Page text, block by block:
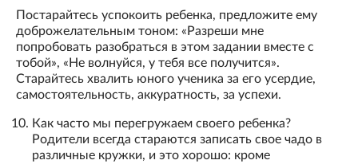
Постарайтесь успокоить ребенка, предложите ему
доброжелательным тоном: «Разреши мне
попробовать разобраться в этом задании вместе с
тобой», «Не волнуйся, у тебя все получится».
Старайтесь хвалить юного ученика за его усердие,
самостоятельность, аккуратность, за успехи.
Как часто мы перегружаем своего ребенка?
Родители всегда стараются записать свое чадо в
различные кружки, и это хорошо: кроме